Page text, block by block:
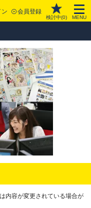
ン 会員登録
検討中(0) MENU
内容が変更されている場合が